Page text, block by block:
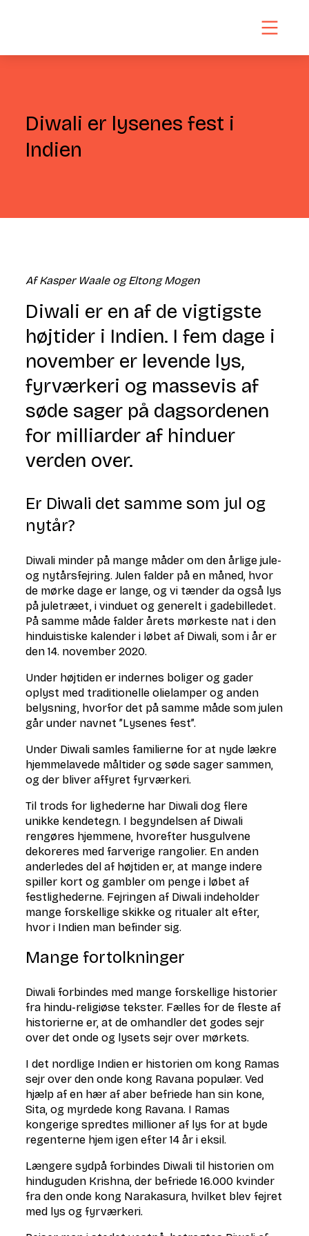
Diwali er lysenes fest i
Indien
Af Kasper Waale og Eltong Mogen
Diwali er en af de vigtigste
højtider i Indien. I fem dage i
november er levende lys,
fyrværkeri og massevis af
søde sager på dagsordenen
for milliarder af hinduer
verden over.
Er Diwali det samme som jul og
nytår?
Diwali minder på mange måder om den årlige jule-
og nytårsfejring. Julen falder på en måned, hvor
de mørke dage er lange, og vi tænder da også lys
på juletræet, i vinduet og generelt i gadebilledet.
På samme måde falder årets mørkeste nat i den
hinduistiske kalender i løbet af Diwali, som i år er
den 14. november 2020.
Under højtiden er indernes boliger og gader
oplyst med traditionelle olielamper og anden
belysning, hvorfor det på samme måde som julen
går under navnet ”Lysenes fest”.
Under Diwali samles familierne for at nyde lækre
hjemmelavede måltider og søde sager sammen,
og der bliver affyret fyrværkeri.
Til trods for lighederne har Diwali dog flere
unikke kendetegn. I begyndelsen af Diwali
rengøres hjemmene, hvorefter husgulvene
dekoreres med farverige rangolier. En anden
anderledes del af højtiden er, at mange indere
spiller kort og gambler om penge i løbet af
festlighederne. Fejringen af Diwali indeholder
mange forskellige skikke og ritualer alt efter,
hvor i Indien man befinder sig.
Mange fortolkninger
Diwali forbindes med mange forskellige historier
fra hindu-religiøse tekster. Fælles for de fleste af
historierne er, at de omhandler det godes sejr
over det onde og lysets sejr over mørkets.
I det nordlige Indien er historien om kong Ramas
sejr over den onde kong Ravana populær. Ved
hjælp af en hær af aber befriede han sin kone,
Sita, og myrdede kong Ravana. I Ramas
kongerige spredtes millioner af lys for at byde
regenterne hjem igen efter 14 år i eksil.
Længere sydpå forbindes Diwali til historien om
hinduguden Krishna, der befriede 16.000 kvinder
fra den onde kong Narakasura, hvilket blev fejret
med lys og fyrværkeri.